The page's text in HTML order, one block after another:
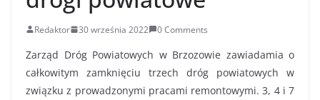
Redaktor 30 września 2022 0 Comments
Zarząd Dróg Powiatowych w Brzozowie zawiadamia o
całkowitym zamknięciu trzech dróg powiatowych w
związku z prowadzonymi pracami remontowymi. 3, 4 i 7